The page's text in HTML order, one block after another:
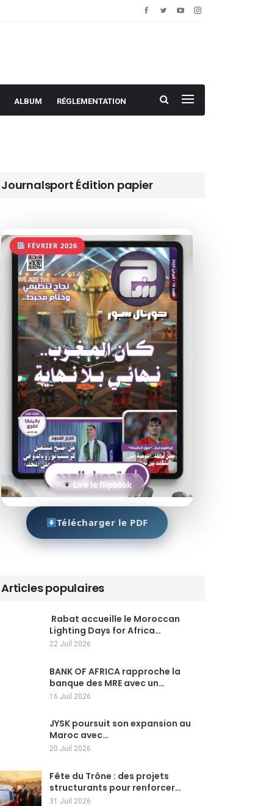
ALBUM RÉGLEMENTATION
Journalsport Édition papier
FÉVRIER 2026
Lire le flipbook
Télécharger le PDF
Articles populaires
Rabat accueille le Moroccan
Lighting Days for Africa…
22 Juil 2026
BANK OF AFRICA rapproche la
banque des MRE avec un…
16 Juil 2026
JYSK poursuit son expansion au
Maroc avec…
20 Juil 2026
Fête du Trône : des projets
structurants pour renforcer…
31 Juil 2026